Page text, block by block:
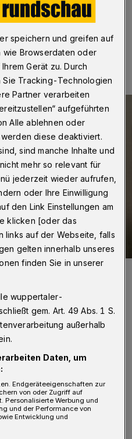
Lesezeit
finden an mehr als
Orten in Wuppertal
Inhalt der
sind. So liest etwa
speichern und greifen auf
Browserdaten oder
Gerät zu. Durch
Sie Tracking-Technologien
Partner verarbeiten
aufgeführten
Alle ablehnen oder
diese deaktiviert.
sind manche Inhalte und
mehr so relevant für
jederzeit wieder aufrufen,
oder Ihre Einwilligung
den Link Einstellungen am
klicken [oder das
links auf der Webseite, falls
gelten innerhalb unseres
finden Sie in unserer
wuppertaler-
gem. Art. 49 Abs. 1 S.
außerhalb
Daten, um
Endgeräteeigenschaften zur
von oder Zugriff auf
Personalisierte Werbung und
und der Performance von
Entwicklung und